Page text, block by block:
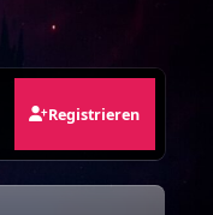
Registrieren